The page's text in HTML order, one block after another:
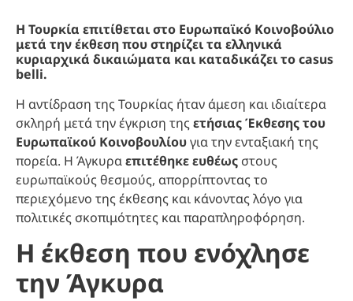
Η Τουρκία επιτίθεται στο Ευρωπαϊκό Κοινοβούλιο
μετά την έκθεση που στηρίζει τα ελληνικά
κυριαρχικά δικαιώματα και καταδικάζει το casus
belli.
Η αντίδραση της Τουρκίας ήταν άμεση και ιδιαίτερα
σκληρή μετά την έγκριση της ετήσιας Έκθεσης του
Ευρωπαϊκού Κοινοβουλίουγια την ενταξιακή της
πορεία. Η Άγκυραεπιτέθηκε ευθέως στους
ευρωπαϊκούς θεσμούς, απορρίπτοντας το
περιεχόμενο της έκθεσης και κάνοντας λόγο για
πολιτικές σκοπιμότητες και παραπληροφόρηση.
Η έκθεση που ενόχλησε
την Άγκυρα